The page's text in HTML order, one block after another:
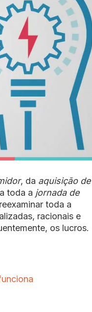
, da aquisição de
toda a jornada de
toda a
racionais e
os lucros.